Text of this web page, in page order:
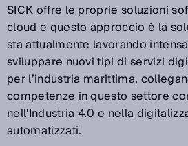
SICK offre le proprie soluzioni
cloud e questo approccio è la
sta attualmente lavorando
sviluppare nuovi tipi di servizi
per l’industria marittima,
competenze in questo settore
nell'Industria 4.0 e nella
automatizzati.